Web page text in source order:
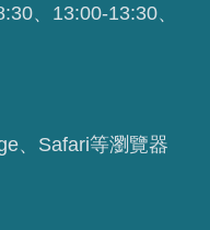
、13:00-13:30、
、Safari等瀏覽器